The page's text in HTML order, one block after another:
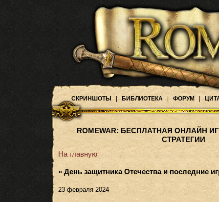
СКРИНШОТЫ БИБЛИОТЕКА ФОРУМ
ROMEWAR: БЕСПЛАТНАЯ ОНЛАЙН
СТРАТЕГИИ
На главную
» День защитника Отечества и последние
23 февраля 2024